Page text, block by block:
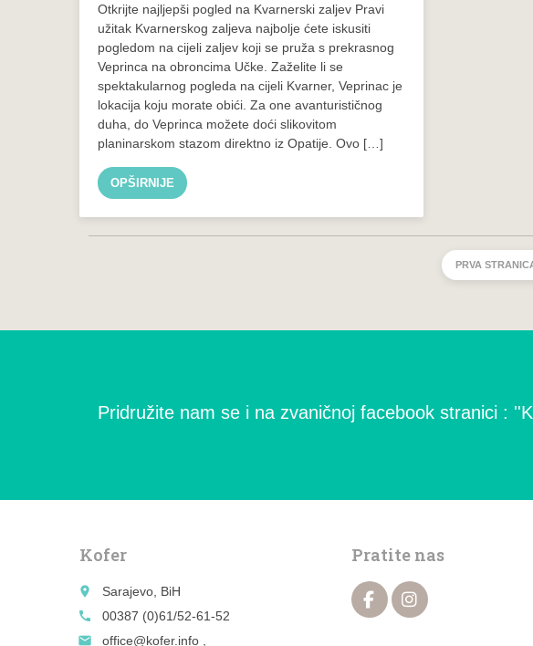
Otkrijte najljepši pogled na Kvarnerski zaljev Pravi
užitak Kvarnerskog zaljeva najbolje ćete iskusiti
pogledom na cijeli zaljev koji se pruža s prekrasnog
Veprinca na obroncima Učke. Zaželite li se
spektakularnog pogleda na cijeli Kvarner, Veprinac je
lokacija koju morate obići. Za one avanturističnog
duha, do Veprinca možete doći slikovitom
planinarskom stazom direktno iz Opatije. Ovo […]
OPŠIRNIJE
PRVA
Pridružite nam se i na zvaničnoj facebook stranici :
Kofer
place
Sarajevo, BiH
call
00387 (0)61/52-61-52
email
office@kofer.info ,
Pratite nas